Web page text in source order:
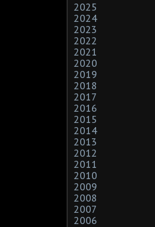
2025
2024
2023
2022
2021
2020
2019
2018
2017
2016
2015
2014
2013
2012
2011
2010
2009
2008
2007
2006